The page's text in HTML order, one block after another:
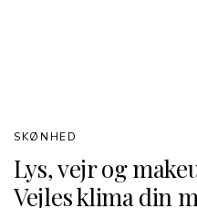
Lys, vejr og
Vejles klima din
SKØNHED